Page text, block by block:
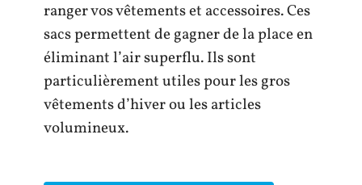
ranger vos vêtements et accessoires. Ces
sacs permettent de gagner de la place en
éliminant l’air superflu. Ils sont
particulièrement utiles pour les gros
vêtements d’hiver ou les articles
volumineux.